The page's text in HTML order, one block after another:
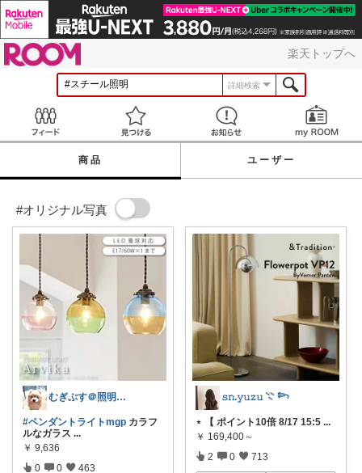
楽天トップへ
詳細検索
見つける お知らせ
商品 ユーザー
#オリジナル写真
むぎぷす＠照明とインテリアと北欧食器
#ペンダントライトmgp カラフ
ルなガラス ...
￥ 9,636
0 0 463
𝚜𝚗.𝚢𝚞𝚣𝚞 𓇢 𓆸
⋆ 【 ポイント10倍 8/17 15:5 ...
￥ 169,400～
2 0 713